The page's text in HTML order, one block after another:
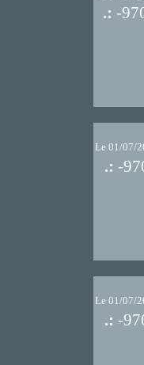
.: -
Le 01/07/
.: -
Le 01/07/
.: -